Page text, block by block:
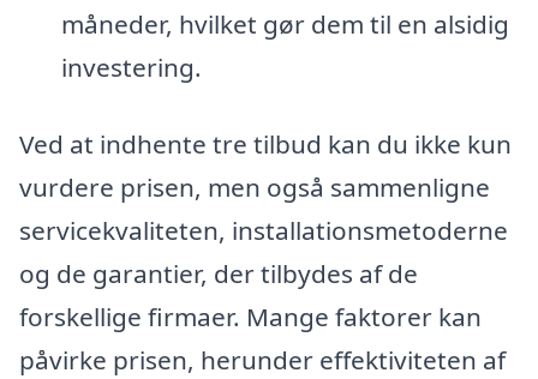
måneder, hvilket gør dem til en alsidig
investering.
Ved at indhente tre tilbud kan du ikke kun
vurdere prisen, men også sammenligne
servicekvaliteten, installationsmetoderne
og de garantier, der tilbydes af de
forskellige firmaer. Mange faktorer kan
påvirke prisen, herunder effektiviteten af